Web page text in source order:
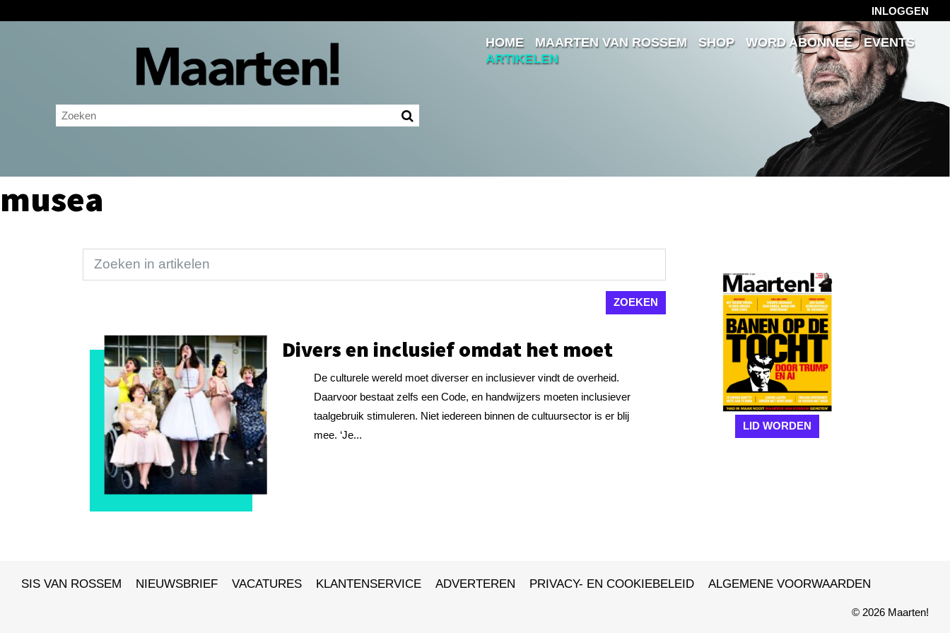
INLOGGEN
Inloggen
Ingelogd blijven
HOME MAARTEN VAN ROSSEM SHOP WORD ABONNEE
EVENTS
ARTIKELEN
musea
Divers en inclusief omdat het moet
De culturele wereld moet diverser en inclusiever vindt de overheid.
Daarvoor bestaat zelfs een Code, en handwijzers moeten inclusiever
taalgebruik stimuleren. Niet iedereen binnen de cultuursector is er blij
mee. ‘Je...
LID WORDEN
SIS VAN ROSSEM NIEUWSBRIEF VACATURES KLANTENSERVICE ADVERTEREN PRIVACY- EN COOKIEBELEID ALGEMENE VOORWAARDEN
© 2026 Maarten!